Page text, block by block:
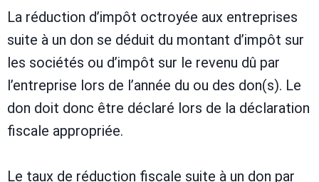
La réduction d’impôt octroyée aux entreprises
suite à un don se déduit du montant d’impôt sur
les sociétés ou d’impôt sur le revenu dû par
l’entreprise lors de l’année du ou des don(s). Le
don doit donc être déclaré lors de la déclaration
fiscale appropriée.
Le taux de réduction fiscale suite à un don par